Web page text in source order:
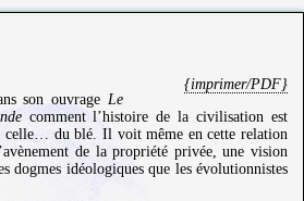
{imprimer/PDF}
son ouvrage Le
comment l’histoire de la civilisation est
celle… du blé. Il voit même en cette relation
de la propriété privée, une vision
dogmes idéologiques que les évolutionnistes